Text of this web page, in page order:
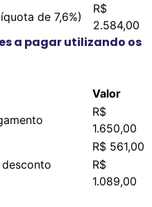
de 7,6%)
R$
2.584,00
a pagar utilizando os
Valor
R$
1.650,00
R$ 561,00
R$
1.089,00